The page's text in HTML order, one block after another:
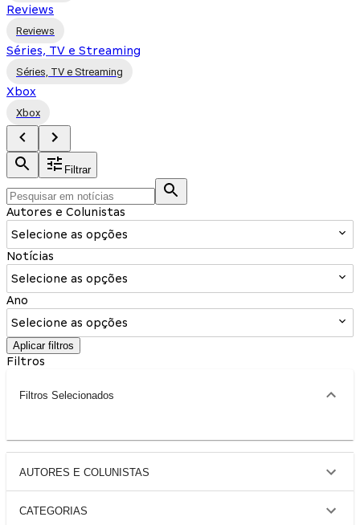
Reviews
Reviews
Séries, TV e Streaming
Séries, TV e Streaming
Xbox
Xbox
Filtrar
Autores e Colunistas
Selecione as opções
Notícias
Selecione as opções
Ano
Selecione as opções
Aplicar filtros
Filtros
Filtros Selecionados
AUTORES E COLUNISTAS
CATEGORIAS